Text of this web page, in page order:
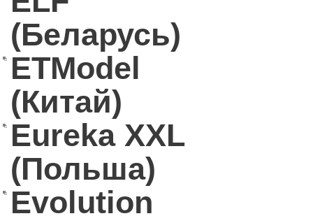
(Беларусь)
ETModel
(Китай)
Eureka XXL
(Польша)
Evolution